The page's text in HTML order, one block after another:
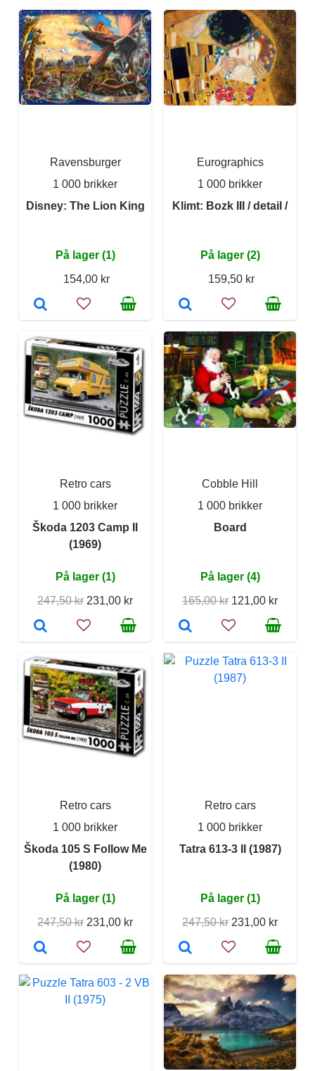
Ravensburger
1 000 brikker
Disney: The Lion King
På lager (1)
154,00 kr
Eurographics
1 000 brikker
Klimt: Bozk III / detail /
På lager (2)
159,50 kr
Retro cars
1 000 brikker
Škoda 1203 Camp II
(1969)
På lager (1)
247,50 kr 231,00 kr
Cobble Hill
1 000 brikker
Board
På lager (4)
165,00 kr 121,00 kr
Retro cars
1 000 brikker
Škoda 105 S Follow Me
(1980)
På lager (1)
247,50 kr 231,00 kr
Retro cars
1 000 brikker
Tatra 613-3 II (1987)
På lager (1)
247,50 kr 231,00 kr